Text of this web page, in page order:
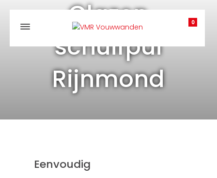
0
Glazen
schuifpui
Rijnmond
Eenvoudig